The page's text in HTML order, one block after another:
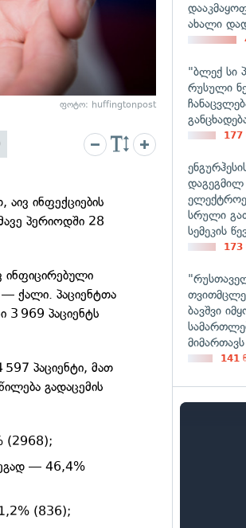
ფოტო: huffingtonpost
ინფექციების
პერიოდში 28
ინფიცირებული
ქალი. პაციენტთა
3 969 პაციენტს
პაციენტი, მათ
გადაცემის
(2968);
— 46,4%
(836);
ახალი
"ბლექ სი
რუსული
177
დაგეგმილ
სრული
სემეკის
173
ბავშვი
მიმართავს
141